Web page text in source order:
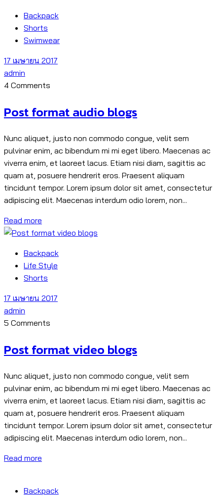
Backpack
Shorts
Swimwear
17 เมษายน 2017
admin
4 Comments
Post format audio blogs
Nunc aliquet, justo non commodo congue, velit sem
pulvinar enim, ac bibendum mi mi eget libero. Maecenas ac
viverra enim, et laoreet lacus. Etiam nisi diam, sagittis ac
quam at, posuere hendrerit eros. Praesent aliquam
tincidunt tempor. Lorem ipsum dolor sit amet, consectetur
adipiscing elit. Maecenas interdum odio lorem, non...
Read more
Backpack
Life Style
Shorts
17 เมษายน 2017
admin
5 Comments
Post format video blogs
Nunc aliquet, justo non commodo congue, velit sem
pulvinar enim, ac bibendum mi mi eget libero. Maecenas ac
viverra enim, et laoreet lacus. Etiam nisi diam, sagittis ac
quam at, posuere hendrerit eros. Praesent aliquam
tincidunt tempor. Lorem ipsum dolor sit amet, consectetur
adipiscing elit. Maecenas interdum odio lorem, non...
Read more
Backpack